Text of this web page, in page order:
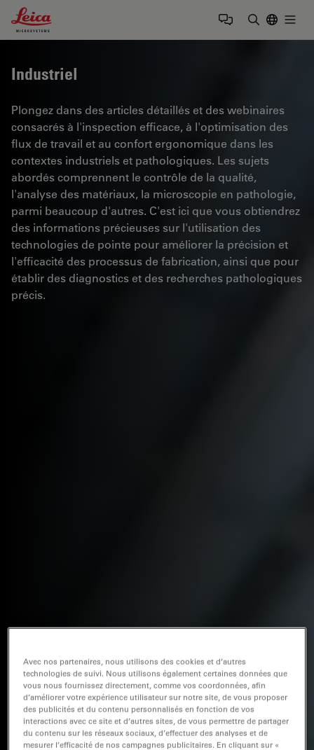
Leica Microsystems Logo
Industriel
Plongez dans des articles détaillés et des webinaires
consacrés à l'inspection efficace, à l'optimisation des
flux de travail et au confort ergonomique dans les
contextes industriels et pathologiques. Les sujets
abordés comprennent le contrôle de la qualité,
l'analyse des matériaux, la microscopie en pathologie,
parmi beaucoup d'autres. C'est ici que vous obtiendrez
des informations précieuses sur l'utilisation des
technologies de pointe pour améliorer la précision et
l'efficacité des processus de fabrication, ainsi que pour
établir des diagnostics et des recherches pathologiques
précis.
Avec nos partenaires, nous utilisons des cookies et d’autres
technologies de suivi. Nous utilisons également certaines données que
vous nous fournissez directement, comme vos coordonnées, afin
d’améliorer votre expérience utilisateur sur notre site, de vous proposer
des publicités et du contenu personnalisés en fonction de vos
interactions avec ce site et d’autres sites, de vous permettre de partager
du contenu sur les réseaux sociaux, d’effectuer des analyses et de
mesurer l’efficacité de nos campagnes publicitaires. En cliquant sur «